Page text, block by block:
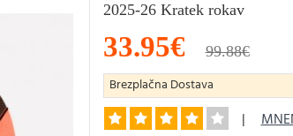
2025-26 Kratek rokav
33.95€ 99.88€
Brezplačna Dostava
|